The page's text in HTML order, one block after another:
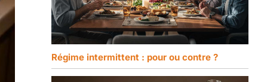
Régime intermittent : pour ou contre ?